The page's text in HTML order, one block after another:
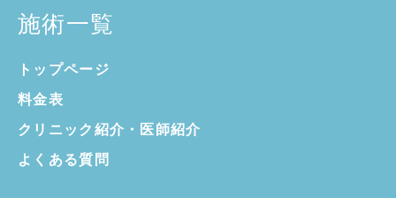
施術一覧
トップページ
料金表
クリニック紹介・ 医師紹介
よくある質問